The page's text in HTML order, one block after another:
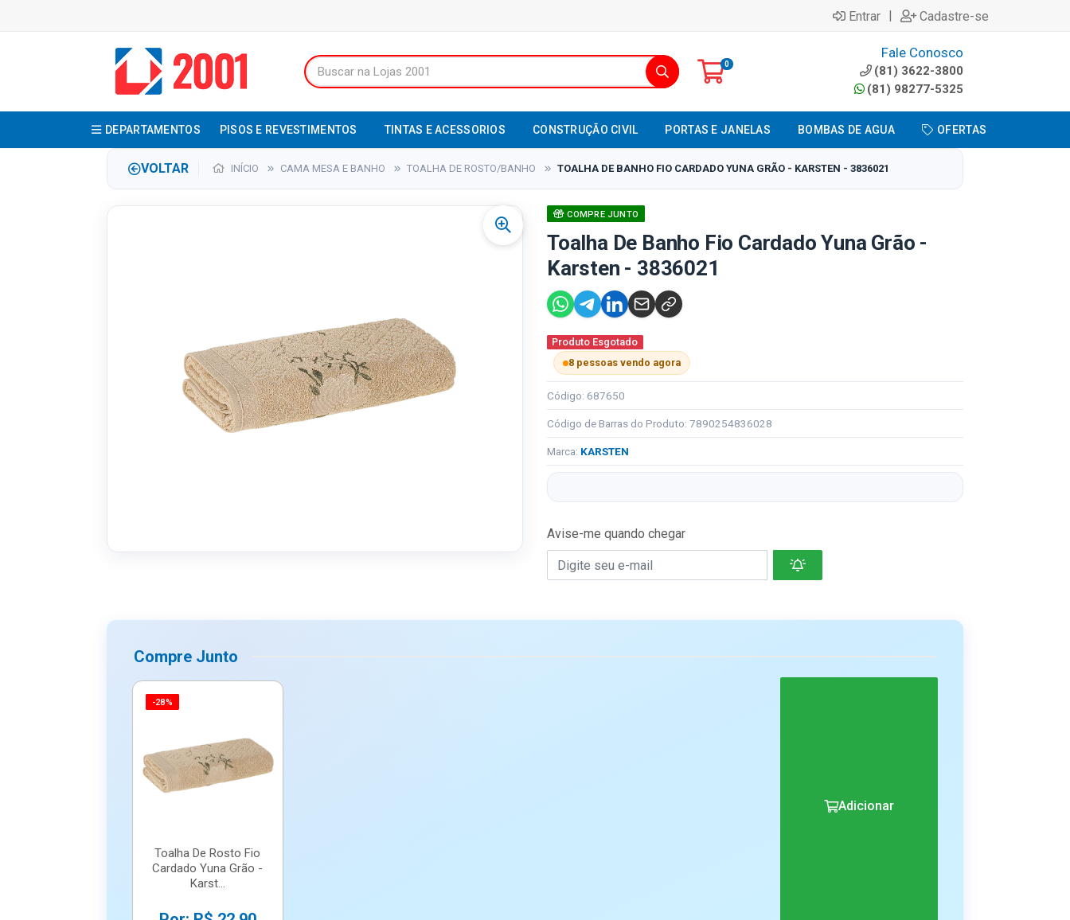
Entrar | Cadastre-se
0
Fale Conosco
(81) 3622-3800
(81) 98277-5325
DEPARTAMENTOS PISOS E REVESTIMENTOS TINTAS E ACESSORIOS CONSTRUÇÃO CIVIL PORTAS E JANELAS BOMBAS DE AGUA OFERTAS
VOLTAR INÍCIO CAMA MESA E BANHO TOALHA DE ROSTO/BANHO TOALHA DE BANHO FIO CARDADO YUNA GRÃO - KARSTEN - 3836021
COMPRE JUNTO
Toalha De Banho Fio Cardado Yuna Grão -
Karsten - 3836021
Produto Esgotado
8 pessoas vendo agora
Código: 687650
Código de Barras do Produto: 7890254836028
Marca: KARSTEN
Avise-me quando chegar
Compre Junto
-28%
Toalha De Rosto Fio
Cardado Yuna Grão -
Karst...
Adicionar